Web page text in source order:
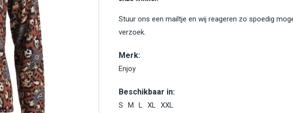
Stuur ons een mailtje en wij reageren zo spoedig
verzoek.
Merk:
Enjoy
Beschikbaar in:
S M L XL XXL